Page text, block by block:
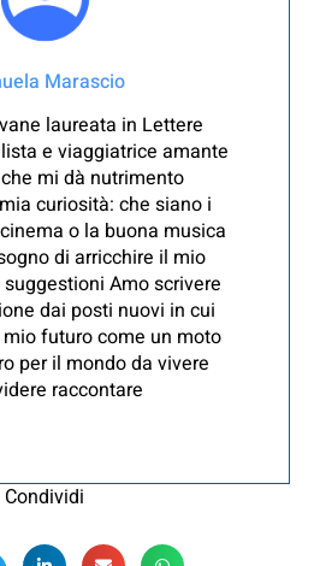
Marascio
laureata in Lettere
e viaggiatrice amante
mi dà nutrimento
curiosità: che siano i
o la buona musica
di arricchire il mio
Amo scrivere
dai posti nuovi in cui
futuro come un moto
per il mondo da vivere
raccontare
Condividi